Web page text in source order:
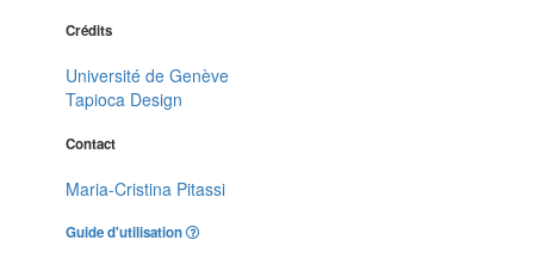
Crédits
Université de Genève
Tapioca Design
Contact
Maria-Cristina Pitassi
Guide d'utilisation